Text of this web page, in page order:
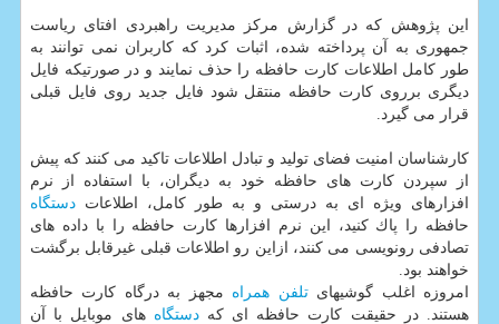
این پژوهش كه در گزارش مركز مدیریت راهبردی افتای ریاست
جمهوری به آن پرداخته شده، اثبات كرد كه كاربران نمی توانند به
طور كامل اطلاعات كارت حافظه را حذف نمایند و در صورتیكه فایل
دیگری برروی كارت حافظه منتقل شود فایل جدید روی فایل قبلی
قرار می گیرد.
كارشناسان امنیت فضای تولید و تبادل اطلاعات تاكید می كنند كه پیش
از سپردن كارت های حافظه خود به دیگران، با استفاده از نرم
افزارهای ویژه ای به درستی و به طور كامل، اطلاعات دستگاه
حافظه را پاك كنید، این نرم افزارها كارت حافظه را با داده های
تصادفی رونویسی می كنند، ازاین رو اطلاعات قبلی غیرقابل برگشت
خواهند بود.
امروزه اغلب گوشیهایتلفن همراه مجهز به درگاه كارت حافظه
هستند. در حقیقت كارت حافظه ای كهدستگاه های موبایل با آن